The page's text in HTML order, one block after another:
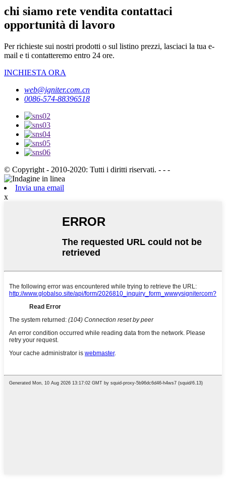
chi siamo rete vendita contattaci
opportunità di lavoro
Per richieste sui nostri prodotti o sul listino prezzi, lasciaci la tua e-
mail e ti contatteremo entro 24 ore.
INCHIESTA ORA
web@igniter.com.cn
0086-574-88396518
© Copyright - 2010-2020: Tutti i diritti riservati. - - -
Invia una email
x